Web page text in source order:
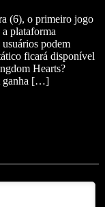
(6), o primeiro jogo
a plataforma
podem
ficará disponível
Hearts?
ganha […]